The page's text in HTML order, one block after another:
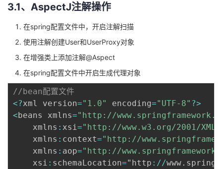
3.1、AspectJ注解操作
在spring配置文件中，开启注解扫描
使用注解创建User和UserProxy对象
在增强类上添加注解@Aspect
在spring配置文件中开启生成代理对象
//bean配置文件
<?xml version="1.0" encoding="UTF-8" ?>
<beans xmlns="http://
	xmlns
: xsi ="http://www.w3.org/2001/
	xmlns
: context="http://
	xmlns
: aop="http://
	xsi
: schemaLocation="http : //www.